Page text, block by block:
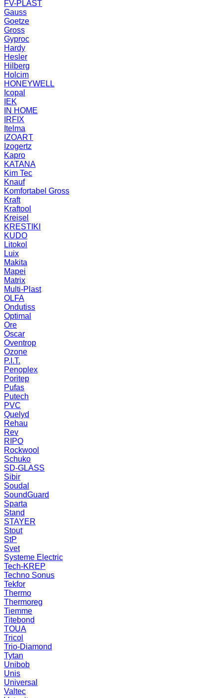
FV-PLAST
Gauss
Goetze
Gross
Gyproc
Hardy
Hesler
Hilberg
Holcim
HONEYWELL
Icopal
IEK
IN HOME
IRFIX
Itelma
IZOART
Izogertz
Kapro
KATANA
Kim Tec
Knauf
Komfortabel Gross
Kraft
Kraftool
Kreisel
KRESTIKI
KUDO
Litokol
Luix
Makita
Mapei
Matrix
Multi-Plast
OLFA
Ondutiss
Optimal
Ore
Oscar
Oventrop
Ozone
P.I.T.
Penoplex
Poritep
Pufas
Putech
PVC
Quelyd
Rehau
Rev
RIPO
Rockwool
Schuko
SD-GLASS
Sibir
Soudal
SoundGuard
Sparta
Stand
STAYER
Stout
StP
Svet
Systeme Electric
Tech-KREP
Techno Sonus
Tekfor
Thermo
Thermoreg
Tiemme
Titebond
TOUA
Tricol
Trio-Diamond
Tytan
Unibob
Unis
Universal
Valtec